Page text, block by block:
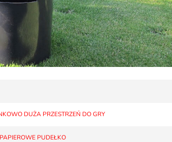
DUŻA PRZESTRZEŃ DO GRY
PUDEŁKO